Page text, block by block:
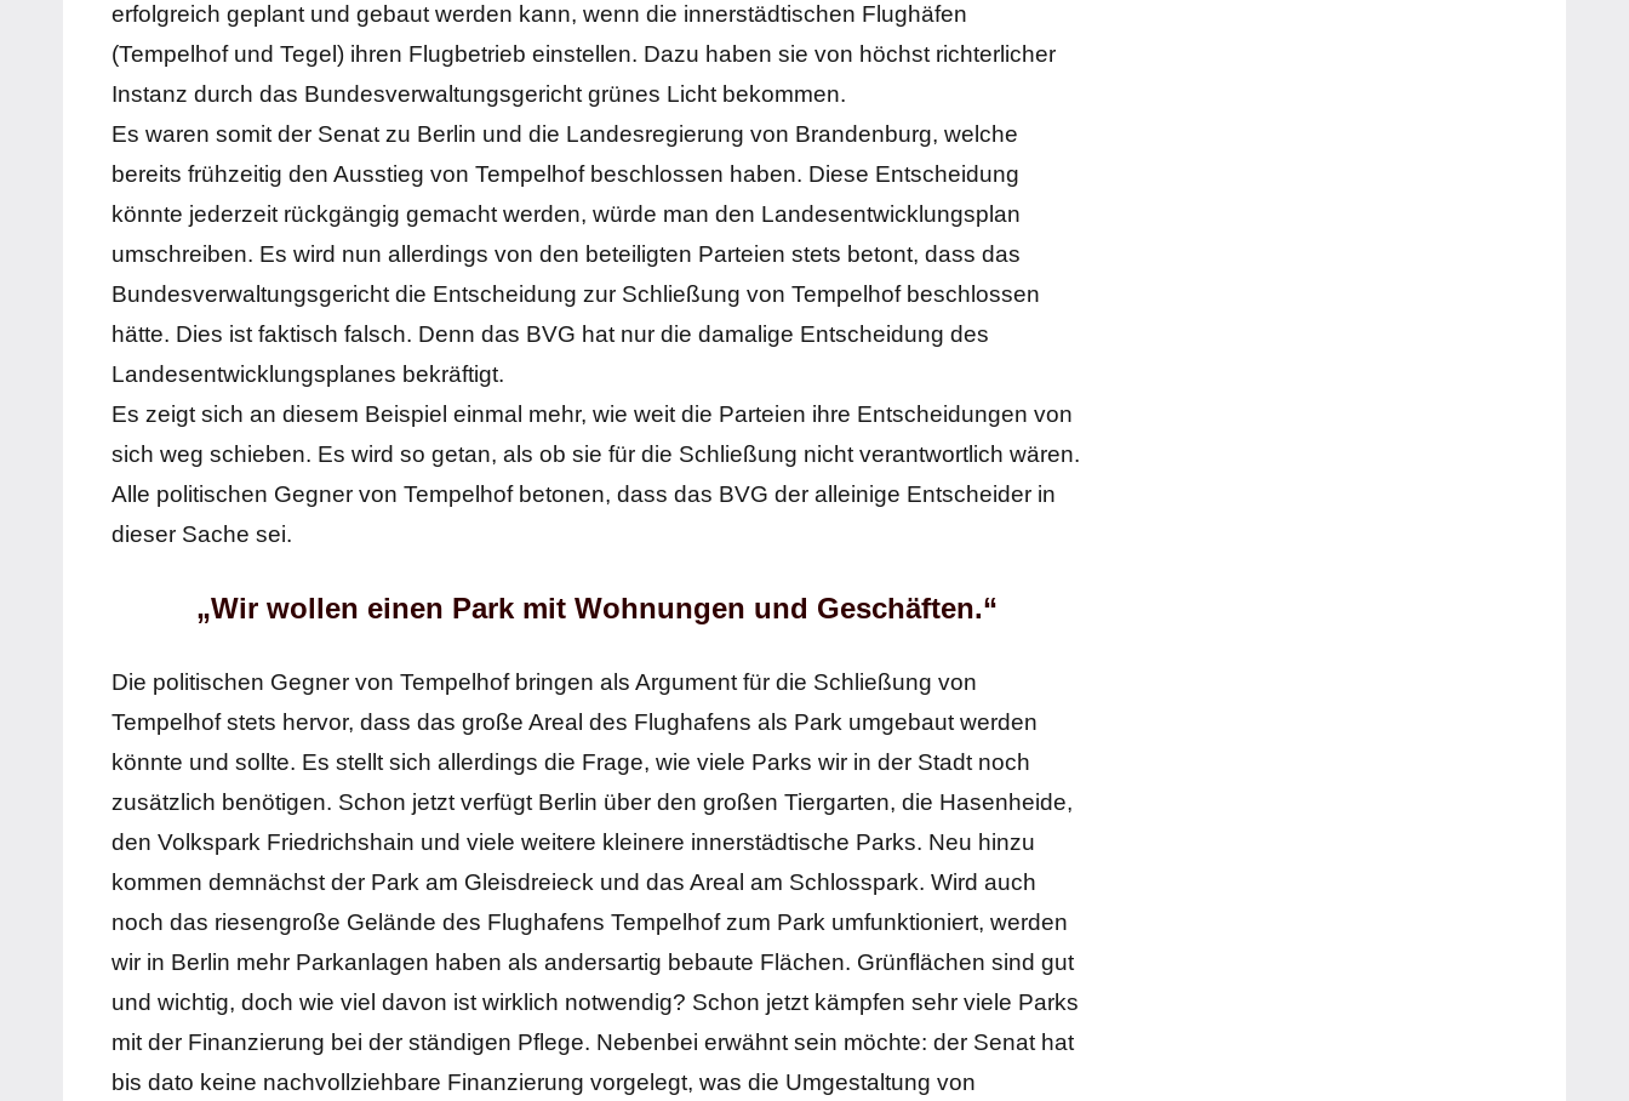
erfolgreich geplant und gebaut werden kann, wenn die innerstädtischen Flughäfen
(Tempelhof und Tegel) ihren Flugbetrieb einstellen. Dazu haben sie von höchst richterlicher
Instanz durch das Bundesverwaltungsgericht grünes Licht bekommen.
Es waren somit der Senat zu Berlin und die Landesregierung von Brandenburg, welche
bereits frühzeitig den Ausstieg von Tempelhof beschlossen haben. Diese Entscheidung
könnte jederzeit rückgängig gemacht werden, würde man den Landesentwicklungsplan
umschreiben. Es wird nun allerdings von den beteiligten Parteien stets betont, dass das
Bundesverwaltungsgericht die Entscheidung zur Schließung von Tempelhof beschlossen
hätte. Dies ist faktisch falsch. Denn das BVG hat nur die damalige Entscheidung des
Landesentwicklungsplanes bekräftigt.
Es zeigt sich an diesem Beispiel einmal mehr, wie weit die Parteien ihre Entscheidungen von
sich weg schieben. Es wird so getan, als ob sie für die Schließung nicht verantwortlich wären.
Alle politischen Gegner von Tempelhof betonen, dass das BVG der alleinige Entscheider in
dieser Sache sei.
„Wir wollen einen Park mit Wohnungen und Geschäften.“
Die politischen Gegner von Tempelhof bringen als Argument für die Schließung von
Tempelhof stets hervor, dass das große Areal des Flughafens als Park umgebaut werden
könnte und sollte. Es stellt sich allerdings die Frage, wie viele Parks wir in der Stadt noch
zusätzlich benötigen. Schon jetzt verfügt Berlin über den großen Tiergarten, die Hasenheide,
den Volkspark Friedrichshain und viele weitere kleinere innerstädtische Parks. Neu hinzu
kommen demnächst der Park am Gleisdreieck und das Areal am Schlosspark. Wird auch
noch das riesengroße Gelände des Flughafens Tempelhof zum Park umfunktioniert, werden
wir in Berlin mehr Parkanlagen haben als andersartig bebaute Flächen. Grünflächen sind gut
und wichtig, doch wie viel davon ist wirklich notwendig? Schon jetzt kämpfen sehr viele Parks
mit der Finanzierung bei der ständigen Pflege. Nebenbei erwähnt sein möchte: der Senat hat
bis dato keine nachvollziehbare Finanzierung vorgelegt, was die Umgestaltung von